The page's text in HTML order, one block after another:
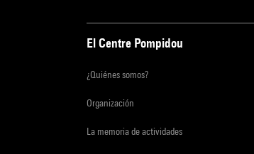
El Centre Pompidou
¿Quiénes somos?
Organización
La memoria de actividades